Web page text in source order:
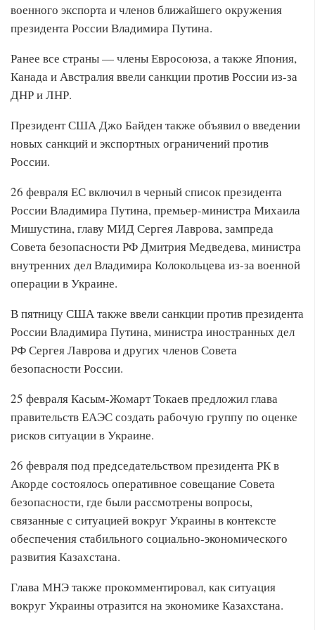
военного экспорта и членов ближайшего окружения
президента России Владимира Путина.
Ранее все страны — члены Евросоюза, а также Япония,
Канада и Австралия ввели санкции против России из-за
ДНР и ЛНР.
Президент США Джо Байден также объявил о введении
новых санкций и экспортных ограничений против
России.
26 февраля ЕС включил в черный список президента
России Владимира Путина, премьер-министра Михаила
Мишустина, главу МИД Сергея Лаврова, зампреда
Совета безопасности РФ Дмитрия Медведева, министра
внутренних дел Владимира Колокольцева из-за военной
операции в Украине.
В пятницу США также ввели санкции против президента
России Владимира Путина, министра иностранных дел
РФ Сергея Лаврова и других членов Совета
безопасности России.
25 февраля Касым-Жомарт Токаев предложил глава
правительств ЕАЭС создать рабочую группу по оценке
рисков ситуации в Украине.
26 февраля под председательством президента РК в
Акорде состоялось оперативное совещание Совета
безопасности, где были рассмотрены вопросы,
связанные с ситуацией вокруг Украины в контексте
обеспечения стабильного социально-экономического
развития Казахстана.
Глава МНЭ также прокомментировал, как ситуация
вокруг Украины отразится на экономике Казахстана.